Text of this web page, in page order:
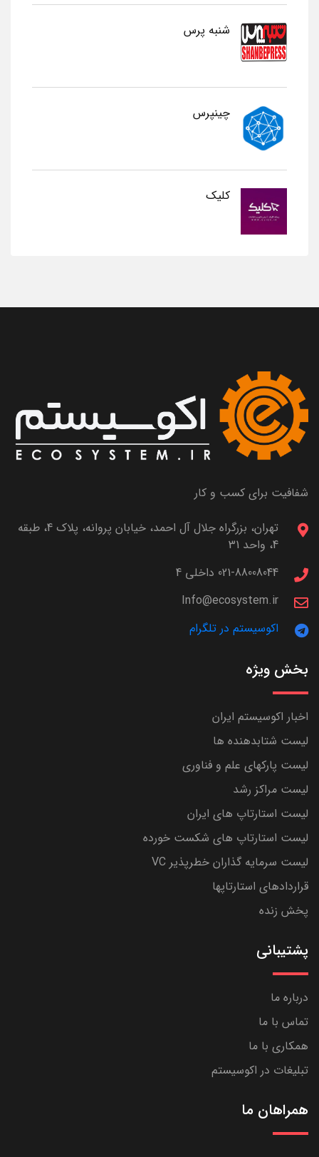
شنبه پرس
چینپرس
کلیک
شفافیت برای کسب و کار
تهران، بزرگراه جلال آل احمد، خیابان پروانه، پلاک 4، طبقه
4، واحد 31
021-88008044 داخلی 4
Info@ecosystem.ir
اکوسیستم در تلگرام
بخش ویژه
اخبار اکوسیستم ایران
لیست شتابدهنده ها
لیست پارکهای علم و فناوری
لیست مراکز رشد
لیست استارتاپ های ایران
لیست استارتاپ های شکست خورده
لیست سرمایه گذاران خطرپذیر VC
قراردادهای استارتاپها
پخش زنده
پشتیبانی
درباره ما
تماس با ما
همکاری با ما
تبلیغات در اکوسیستم
همراهان ما